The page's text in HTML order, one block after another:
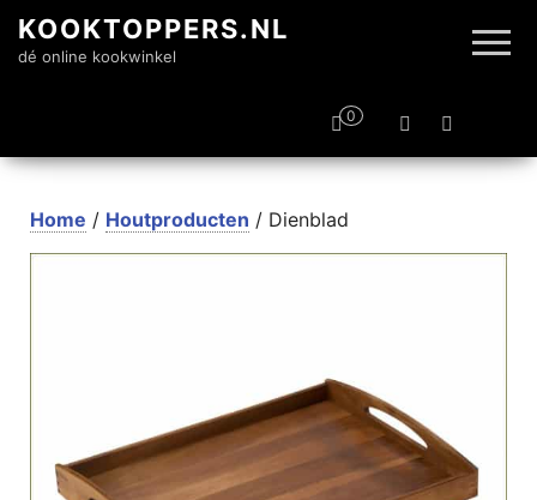
KOOKTOPPERS.NL
dé online kookwinkel
0
Home / Houtproducten / Dienblad